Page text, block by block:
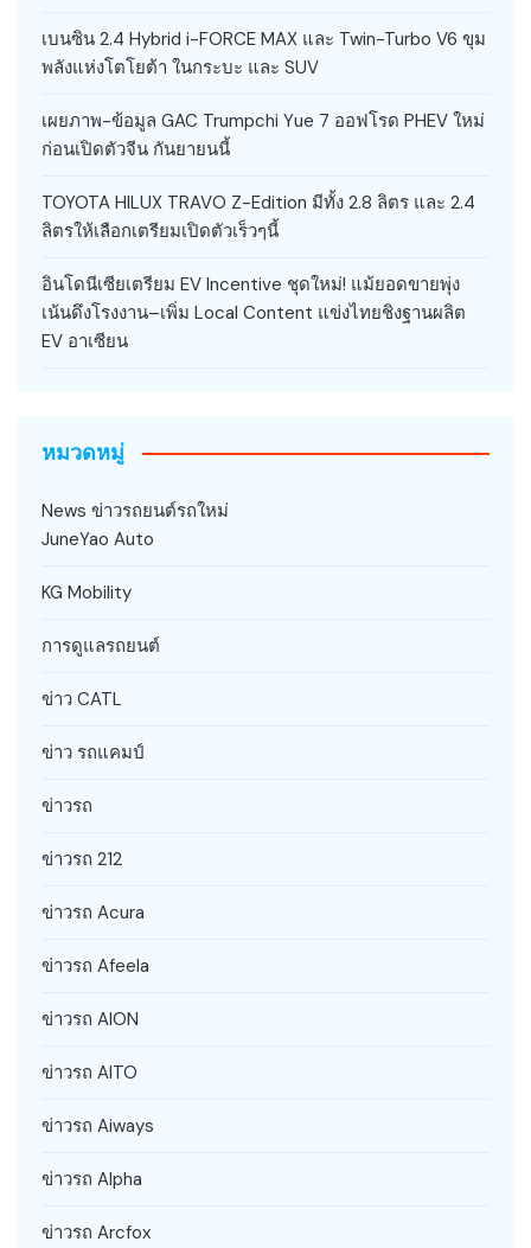
เบนซิน 2.4 Hybrid i-FORCE MAX และ Twin-Turbo V6 ขุม
พลังแห่งโตโยต้า ในกระบะ และ SUV
เผยภาพ-ข้อมูล GAC Trumpchi Yue 7 ออฟโรด PHEV ใหม่
ก่อนเปิดตัวจีน กันยายนนี้
TOYOTA HILUX TRAVO Z-Edition มีทั้ง 2.8 ลิตร และ 2.4
ลิตรให้เลือกเตรียมเปิดตัวเร็วๆนี้
อินโดนีเซียเตรียม EV Incentive ชุดใหม่! แม้ยอดขายพุ่ง
เน้นดึงโรงงาน–เพิ่ม Local Content แข่งไทยชิงฐานผลิต
EV อาเซียน
หมวดหมู่
News ข่าวรถยนต์รถใหม่
JuneYao Auto
KG Mobility
การดูแลรถยนต์
ข่าว CATL
ข่าว รถแคมป์
ข่าวรถ
ข่าวรถ 212
ข่าวรถ Acura
ข่าวรถ Afeela
ข่าวรถ AION
ข่าวรถ AITO
ข่าวรถ Aiways
ข่าวรถ Alpha
ข่าวรถ Arcfox